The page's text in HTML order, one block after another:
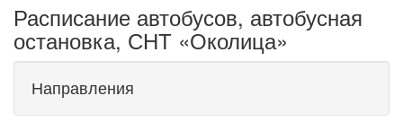
Расписание автобусов, автобусная
остановка, СНТ «Околица»
Направления